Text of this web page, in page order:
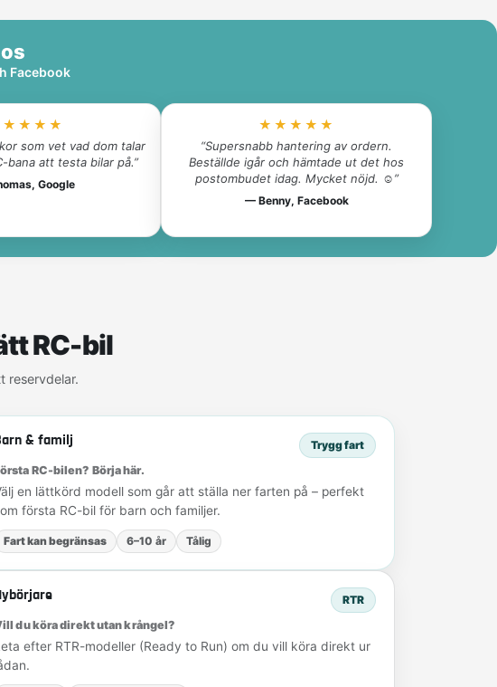
Facebook
som vet vad dom talar
bana att testa bilar på.”
Google
★★★★★
“Supersnabb hantering av ordern.
Beställde igår och hämtade ut det hos
postombudet idag. Mycket nöjd. ☺️”
— Benny, Facebook
RC-bil
reservdelar.
& familj
Trygg fart
RC-bilen? Börja här.
en lättkörd modell som går att ställa ner farten på – perfekt
första RC-bil för barn och familjer.
Fart kan begränsas 6–10 år Tålig
RTR
du köra direkt utan krångel?
efter RTR-modeller (Ready to Run) om du vill köra direkt ur